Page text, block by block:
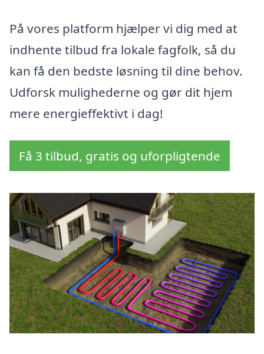
På vores platform hjælper vi dig med at
indhente tilbud fra lokale fagfolk, så du
kan få den bedste løsning til dine behov.
Udforsk mulighederne og gør dit hjem
mere energieffektivt i dag!
Få 3 tilbud, gratis og uforpligtende